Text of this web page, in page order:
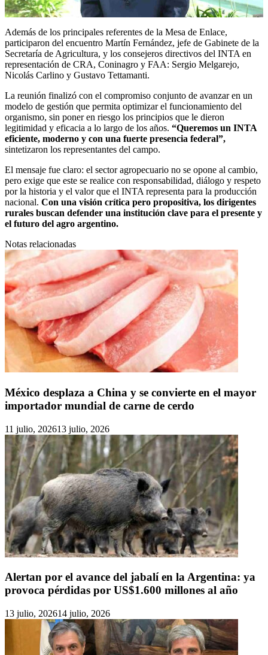
Además de los principales referentes de la Mesa de Enlace,
participaron del encuentro Martín Fernández, jefe de Gabinete de la
Secretaría de Agricultura, y los consejeros directivos del INTA en
representación de CRA, Coninagro y FAA: Sergio Melgarejo,
Nicolás Carlino y Gustavo Tettamanti.
La reunión finalizó con el compromiso conjunto de avanzar en un
modelo de gestión que permita optimizar el funcionamiento del
organismo, sin poner en riesgo los principios que le dieron
legitimidad y eficacia a lo largo de los años. “Queremos un INTA
eficiente, moderno y con una fuerte presencia federal”,
sintetizaron los representantes del campo.
El mensaje fue claro: el sector agropecuario no se opone al cambio,
pero exige que este se realice con responsabilidad, diálogo y respeto
por la historia y el valor que el INTA representa para la producción
nacional. Con una visión crítica pero propositiva, los dirigentes
rurales buscan defender una institución clave para el presente y
el futuro del agro argentino.
Notas relacionadas
México desplaza a China y se convierte en el mayor
importador mundial de carne de cerdo
11 julio, 202613 julio, 2026
Alertan por el avance del jabalí en la Argentina: ya
provoca pérdidas por US$1.600 millones al año
13 julio, 202614 julio, 2026